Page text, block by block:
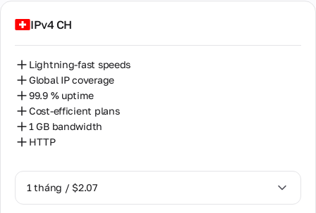
Hosting
IPv4 CH
Lightning-fast speeds
Global IP coverage
99.9 % uptime
Cost-efficient plans
1 GB bandwidth
HTTP
1 tháng / $2.07